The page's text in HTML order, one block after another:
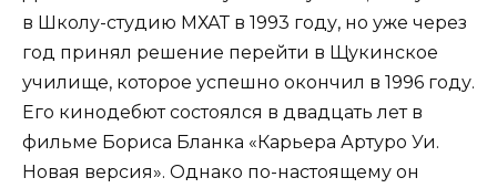
в Школу-студию МХАТ в 1993 году, но уже через
год принял решение перейти в Щукинское
училище, которое успешно окончил в 1996 году.
Его кинодебют состоялся в двадцать лет в
фильме Бориса Бланка «Карьера Артуро Уи.
Новая версия». Однако по-настоящему он